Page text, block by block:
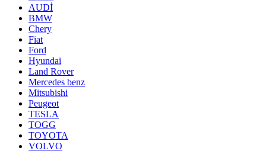
AUDİ
BMW
Chery
Fiat
Ford
Hyundai
Land Rover
Mercedes benz
Mitsubishi
Peugeot
TESLA
TOGG
TOYOTA
VOLVO